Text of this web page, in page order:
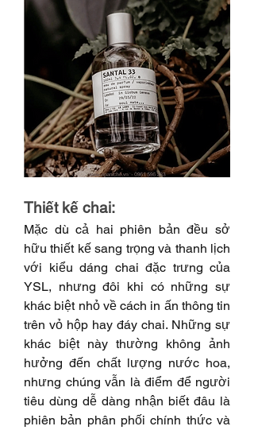
Thiết kế chai:
Mặc dù cả hai phiên bản đều sở
hữu thiết kế sang trọng và thanh lịch
với kiểu dáng chai đặc trưng của
YSL, nhưng đôi khi có những sự
khác biệt nhỏ về cách in ấn thông tin
trên vỏ hộp hay đáy chai. Những sự
khác biệt này thường không ảnh
hưởng đến chất lượng nước hoa,
nhưng chúng vẫn là điểm để người
tiêu dùng dễ dàng nhận biết đâu là
phiên bản phân phối chính thức và